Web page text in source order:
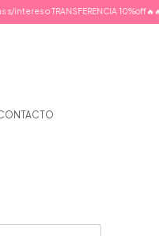
o TRANSFERENCIA 10%off🔥🔥🔥